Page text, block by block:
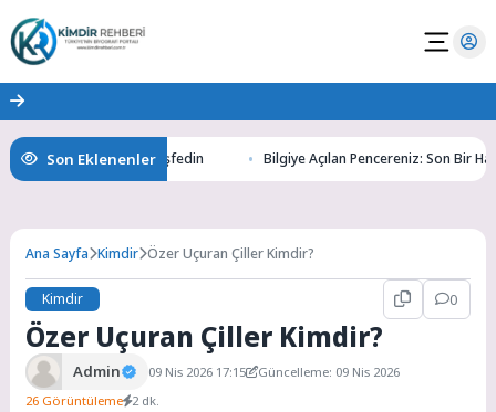
Son Eklenenler
Gizemlerini Keşfedin Bilgiye Açılan Pencereniz: Son Bir Haber
Ana Sayfa Kimdir Özer Uçuran Çiller Kimdir?
Kimdir 0
Özer Uçuran Çiller Kimdir?
Admin 09 Nis 2026 17:15
Güncelleme: 09 Nis 2026
26 Görüntüleme 2 dk.